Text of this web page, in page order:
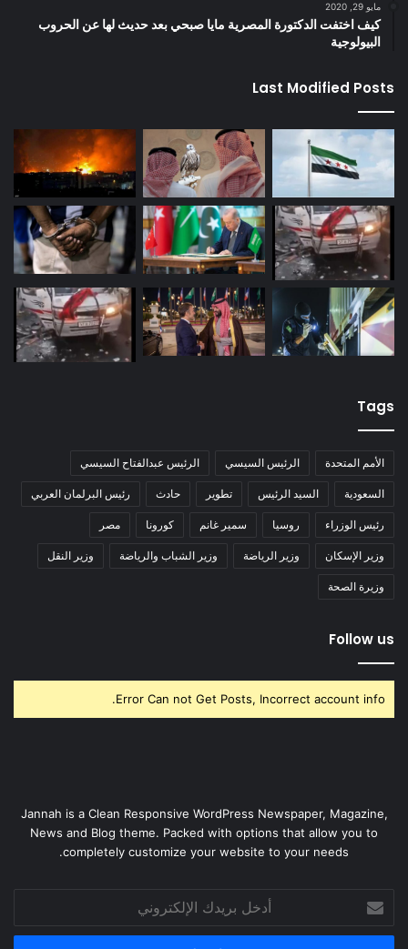
مايو 29, 2020
كيف اختفت الدكتورة المصرية مايا صبحي بعد حديث لها عن الحروب
البيولوجية
Last Modified Posts
Tags
الأمم المتحدة الرئيس السيسي الرئيس عبدالفتاح السيسي
السعودية السيد الرئيس تطوير حادث رئيس البرلمان العربي
رئيس الوزراء روسيا سمير غانم كورونا مصر
وزير الإسكان وزير الرياضة وزير الشباب والرياضة وزير النقل
وزيرة الصحة
Follow us
Error Can not Get Posts, Incorrect account info.
Jannah is a Clean Responsive WordPress Newspaper, Magazine,
News and Blog theme. Packed with options that allow you to
completely customize your website to your needs.
أدخل
بريدك
الإلكتروني